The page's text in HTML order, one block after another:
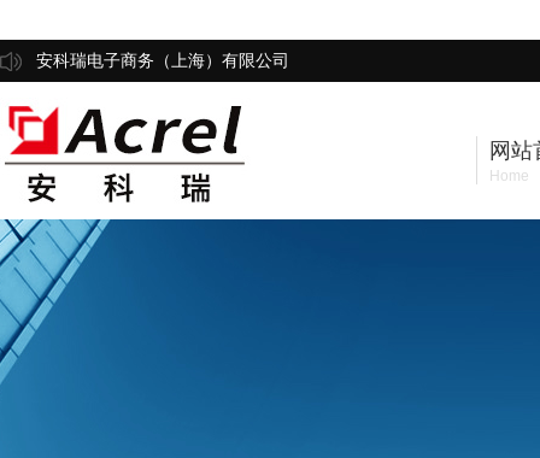
安科瑞电子商务（上海）有限公司
网站
Home